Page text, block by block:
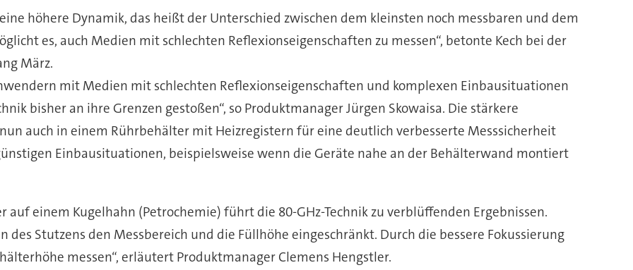
höhere Dynamik, das heißt der Unterschied zwischen dem kleinsten noch messbaren und dem
es, auch Medien mit schlechten Reflexionseigenschaften zu messen“, betonte Kech bei der
März.
mit Medien mit schlechten Reflexionseigenschaften und komplexen Einbausituationen
bisher an ihre Grenzen gestoßen“, so Produktmanager Jürgen Skowaisa. Die stärkere
auch in einem Rührbehälter mit Heizregistern für eine deutlich verbesserte Messsicherheit
Einbausituationen, beispielsweise wenn die Geräte nahe an der Behälterwand montiert
einem Kugelhahn (Petrochemie) führt die 80-GHz-Technik zu verblüffenden Ergebnissen.
des Stutzens den Messbereich und die Füllhöhe eingeschränkt. Durch die bessere Fokussierung
messen“, erläutert Produktmanager Clemens Hengstler.